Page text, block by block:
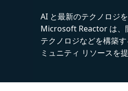
AI と最新のテクノロジ
Microsoft Reactor は、
テクノロジなどを構築
ミュニティ リソースを